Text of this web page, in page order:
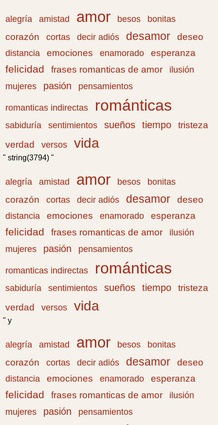
alegría amistad amor besos
bonitas
corazón
cortas decir adiós desamor deseo
distancia emociones enamorado esperanza
felicidad frases romanticas de amor
ilusión
mujeres
pasión pensamientos
romanticas indirectas románticas
sabiduría sentimientos sueños tiempo
tristeza
verdad
versos vida
" string(3794) "
alegría amistad amor besos
bonitas
corazón
cortas decir adiós desamor deseo
distancia emociones enamorado esperanza
felicidad frases romanticas de amor
ilusión
mujeres
pasión pensamientos
romanticas indirectas románticas
sabiduría sentimientos sueños tiempo
tristeza
verdad
versos vida
" y
alegría amistad amor besos
bonitas
corazón
cortas decir adiós desamor deseo
distancia emociones enamorado esperanza
felicidad frases romanticas de amor
ilusión
mujeres
pasión pensamientos